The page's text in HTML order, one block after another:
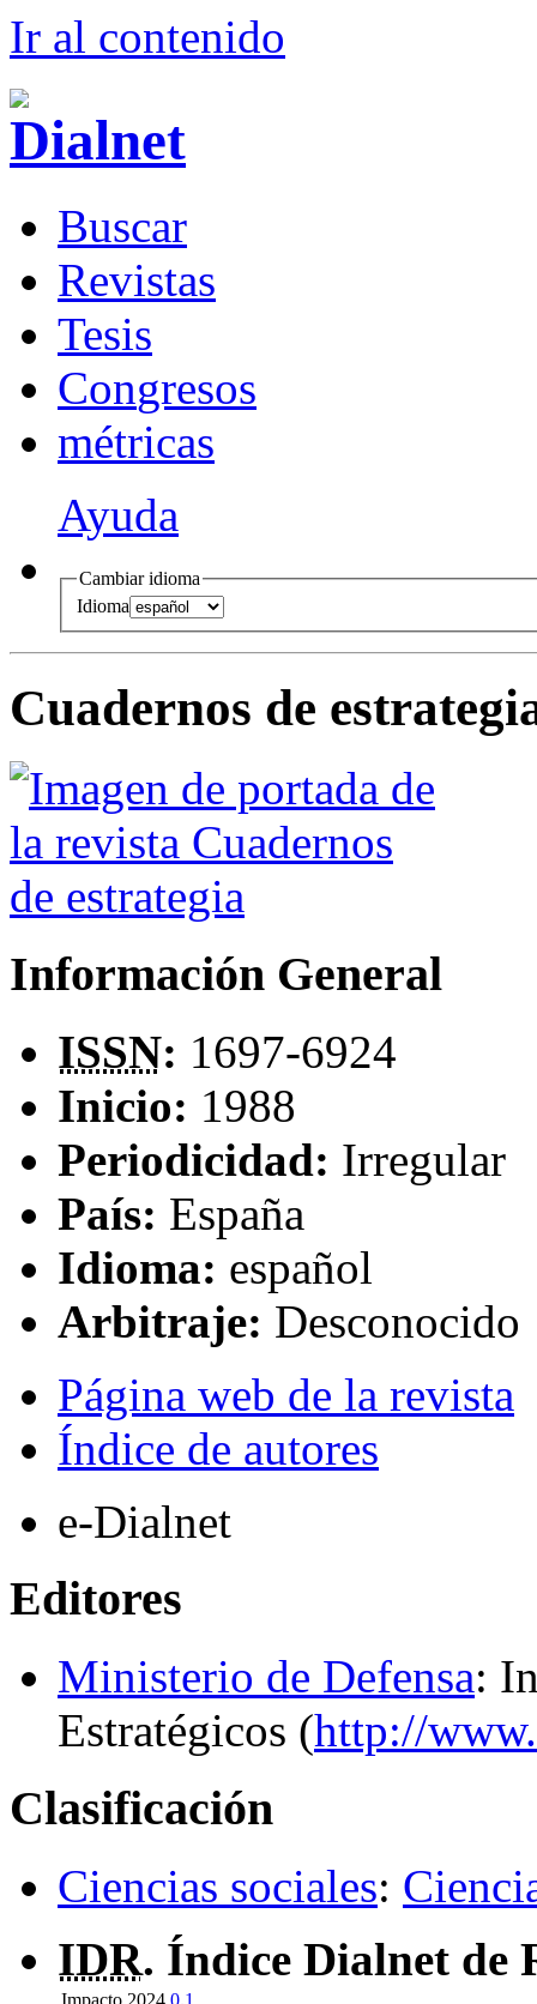
Ir al contenido
Buscar
Revistas
Tesis
Congresos
métricas
Ayuda
Cambiar idioma
Idioma
Cuadernos de
Información General
ISSN: 1697-6924
Inicio: 1988
Periodicidad: Irregular
País: España
Idioma: español
Arbitraje: Desconocido
Página web de la revista
Índice de autores
e-Dialnet
Editores
Ministerio de Defensa:
Estratégicos (http://
Clasificación
Ciencias sociales:
IDR. Índice Dialnet de
Impacto 2024 0.1